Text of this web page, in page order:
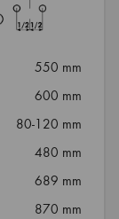
550 mm
600 mm
80-120 mm
480 mm
689 mm
870 mm